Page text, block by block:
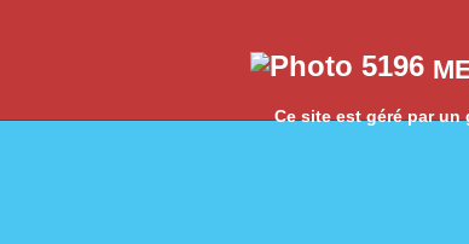
Ce site est géré par un